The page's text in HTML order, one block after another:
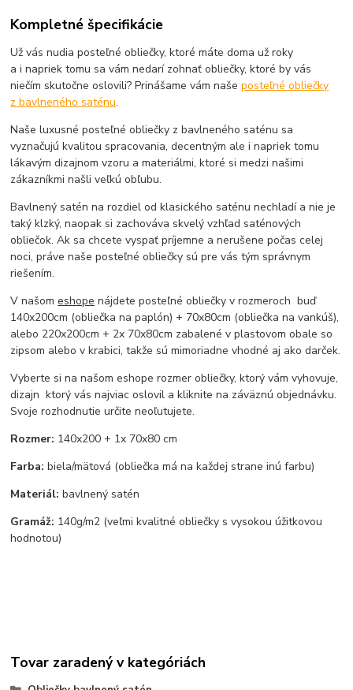
Kompletné špecifikácie
Už vás nudia posteľné obliečky, ktoré máte doma už roky
a i napriek tomu sa vám nedarí zohnať obliečky, ktoré by vás
niečím skutočne oslovili? Prinášame vám našeposteľné obliečky
z bavlneného saténu.
Naše luxusné posteľné obliečky z bavlneného saténu sa
vyznačujú kvalitou spracovania, decentným ale i napriek tomu
lákavým dizajnom vzoru a materiálmi, ktoré si medzi našimi
zákazníkmi našli veľkú obľubu.
Bavlnený satén na rozdiel od klasického saténu nechladí a nie je
taký klzký, naopak si zachováva skvelý vzhľad saténových
obliečok. Ak sa chcete vyspať príjemne a nerušene počas celej
noci, práve naše posteľné obliečky sú pre vás tým správnym
riešením.
V našomeshope nájdete posteľné obliečky v rozmeroch buď
140x200cm (obliečka na paplón) + 70x80cm (obliečka na vankúš),
alebo 220x200cm + 2x 70x80cm zabalené v plastovom obale so
zipsom alebo v krabici, takže sú mimoriadne vhodné aj ako darček.
Vyberte si na našom eshope rozmer obliečky, ktorý vám vyhovuje,
dizajn ktorý vás najviac oslovil a kliknite na záväznú objednávku.
Svoje rozhodnutie určite neoľutujete.
Rozmer: 140x200 + 1x 70x80 cm
Farba:biela/mätová (obliečka má na každej strane inú farbu)
Materiál:bavlnený satén
Gramáž: 140g/m2 (veľmi kvalitné obliečky s vysokou úžitkovou
hodnotou)
Tovar zaradený v kategóriách